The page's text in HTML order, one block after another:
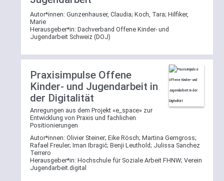
Autor*innen: Gunzenhauser, Claudia; Koch, Tara; Hilfiker,
Marie
Herausgeber*in: Dachverband Offene Kinder- und
Jugendarbeit Schweiz (DOJ)
Praxisimpulse Offene
Kinder- und Jugendarbeit in
der Digitalität
Anregungen aus dem Projekt «e_space» zur
Entwicklung von Praxis und fachlichen
Positionierungen
Autor*innen: Olivier Steiner; Eike Rösch; Martina Gerngross;
Rafael Freuler; Iman Ibragić; Benji Leuthold; Julissa Sanchez
Terrero
Herausgeber*in: Hochschule für Soziale Arbeit FHNW; Verein
Jugendarbeit.digital